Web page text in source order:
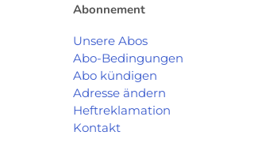
Abonnement
Unsere Abos
Abo-Bedingungen
Abo kündigen
Adresse ändern
Heftreklamation
Kontakt